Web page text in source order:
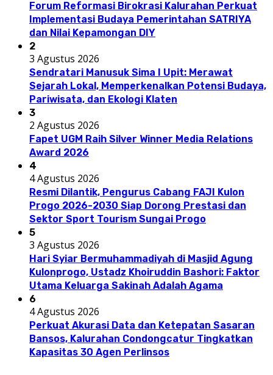
Forum Reformasi Birokrasi Kalurahan Perkuat
Implementasi Budaya Pemerintahan SATRIYA
dan Nilai Kepamongan DIY
2
3 Agustus 2026
Sendratari Manusuk Sima I Upit: Merawat
Sejarah Lokal, Memperkenalkan Potensi Budaya,
Pariwisata, dan Ekologi Klaten
3
2 Agustus 2026
Fapet UGM Raih Silver Winner Media Relations
Award 2026
4
4 Agustus 2026
Resmi Dilantik, Pengurus Cabang FAJI Kulon
Progo 2026-2030 Siap Dorong Prestasi dan
Sektor Sport Tourism Sungai Progo
5
3 Agustus 2026
Hari Syiar Bermuhammadiyah di Masjid Agung
Kulonprogo, Ustadz Khoiruddin Bashori: Faktor
Utama Keluarga Sakinah Adalah Agama
6
4 Agustus 2026
Perkuat Akurasi Data dan Ketepatan Sasaran
Bansos, Kalurahan Condongcatur Tingkatkan
Kapasitas 30 Agen Perlinsos